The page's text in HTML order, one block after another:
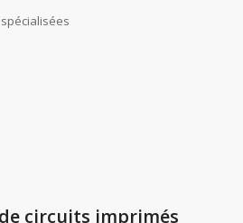
circuits imprimés